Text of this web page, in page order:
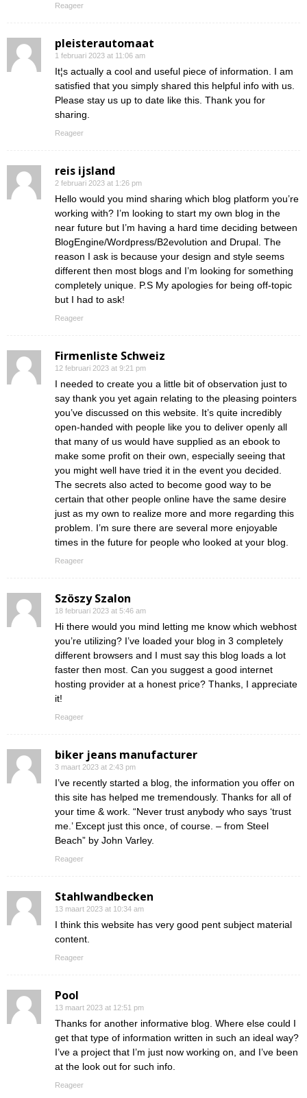
Reageer
pleisterautomaat
1 februari 2023 at 11:06 am
It¦s actually a cool and useful piece of information. I am
satisfied that you simply shared this helpful info with us.
Please stay us up to date like this. Thank you for
sharing.
Reageer
reis ijsland
2 februari 2023 at 1:26 pm
Hello would you mind sharing which blog platform you’re
working with? I’m looking to start my own blog in the
near future but I’m having a hard time deciding between
BlogEngine/Wordpress/B2evolution and Drupal. The
reason I ask is because your design and style seems
different then most blogs and I’m looking for something
completely unique. P.S My apologies for being off-topic
but I had to ask!
Reageer
Firmenliste Schweiz
12 februari 2023 at 9:21 pm
I needed to create you a little bit of observation just to
say thank you yet again relating to the pleasing pointers
you’ve discussed on this website. It’s quite incredibly
open-handed with people like you to deliver openly all
that many of us would have supplied as an ebook to
make some profit on their own, especially seeing that
you might well have tried it in the event you decided.
The secrets also acted to become good way to be
certain that other people online have the same desire
just as my own to realize more and more regarding this
problem. I’m sure there are several more enjoyable
times in the future for people who looked at your blog.
Reageer
Szöszy Szalon
18 februari 2023 at 5:46 am
Hi there would you mind letting me know which webhost
you’re utilizing? I’ve loaded your blog in 3 completely
different browsers and I must say this blog loads a lot
faster then most. Can you suggest a good internet
hosting provider at a honest price? Thanks, I appreciate
it!
Reageer
biker jeans manufacturer
3 maart 2023 at 2:43 pm
I’ve recently started a blog, the information you offer on
this site has helped me tremendously. Thanks for all of
your time & work. “Never trust anybody who says ‘trust
me.’ Except just this once, of course. – from Steel
Beach” by John Varley.
Reageer
Stahlwandbecken
13 maart 2023 at 10:34 am
I think this website has very good pent subject material
content.
Reageer
Pool
13 maart 2023 at 12:51 pm
Thanks for another informative blog. Where else could I
get that type of information written in such an ideal way?
I’ve a project that I’m just now working on, and I’ve been
at the look out for such info.
Reageer